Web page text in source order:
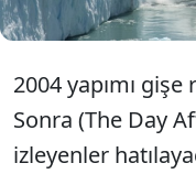
2004 yapımı gişe
Sonra (The Day
izleyenler